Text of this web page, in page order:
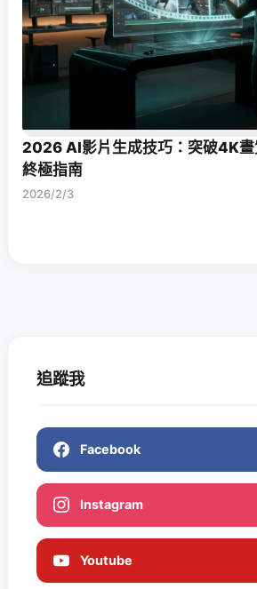
2026 AI影片生成技巧：突破4K畫
終極指南
2026/2/3
追蹤我
Facebook
Instagram
Youtube